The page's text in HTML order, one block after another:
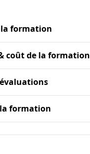
formation
coût de la formation
formation